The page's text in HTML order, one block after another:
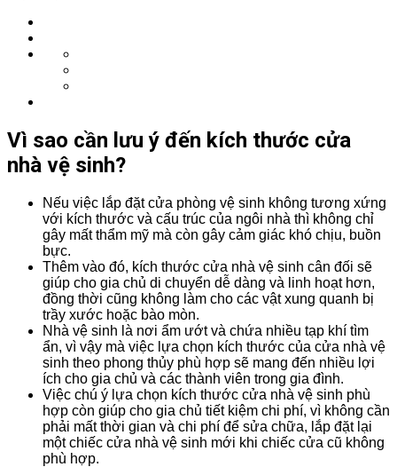
Vì sao cần lưu ý đến kích thước cửa
nhà vệ sinh?
Nếu việc lắp đặt cửa phòng vệ sinh không tương xứng
với kích thước và cấu trúc của ngôi nhà thì không chỉ
gây mất thẩm mỹ mà còn gây cảm giác khó chịu, buồn
bực.
Thêm vào đó, kích thước cửa nhà vệ sinh cân đối sẽ
giúp cho gia chủ di chuyển dễ dàng và linh hoạt hơn,
đồng thời cũng không làm cho các vật xung quanh bị
trầy xước hoặc bào mòn.
Nhà vệ sinh là nơi ẩm ướt và chứa nhiều tạp khí tìm
ẩn, vì vậy mà việc lựa chọn kích thước của cửa nhà vệ
sinh theo phong thủy phù hợp sẽ mang đến nhiều lợi
ích cho gia chủ và các thành viên trong gia đình.
Việc chú ý lựa chọn kích thước cửa nhà vệ sinh phù
hợp còn giúp cho gia chủ tiết kiệm chi phí, vì không cần
phải mất thời gian và chi phí để sửa chữa, lắp đặt lại
một chiếc cửa nhà vệ sinh mới khi chiếc cửa cũ không
phù hợp.